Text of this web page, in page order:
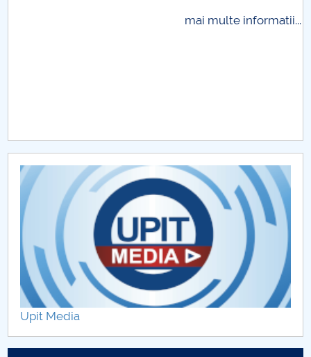
CAR2026
MENIU CANTINA
Scientific Board
SBESS Journal Archives
Call for papers
Content Sections of SBESS Journal
Publication ethics and malpractice statement -
mai multe informatii...
Upit Media